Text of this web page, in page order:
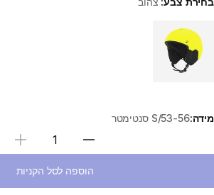
Choose a variant
מידה:S/53-56 סנטימטר
בחירת כמות
הוספה לסל הקניות